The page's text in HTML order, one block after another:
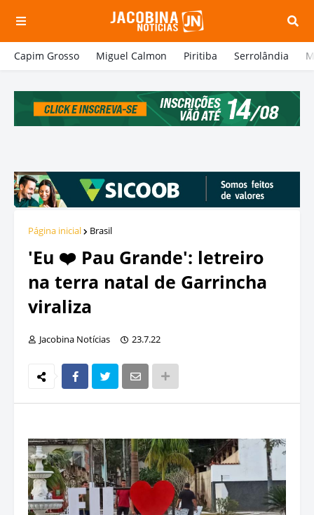
Capim Grosso Miguel Calmon Piritiba Serrolândia
Página inicial Brasil
'Eu ❤️ Pau Grande': letreiro
na terra natal de Garrincha
viraliza
Jacobina Notícias 23.7.22